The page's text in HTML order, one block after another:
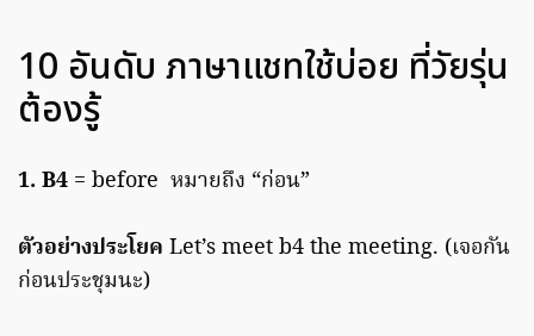
10 อันดับ ภาษาแชทใช้บ่อย ที่วัยรุ่น
ต้องรู้
1. B4 = before หมายถึง “ก่อน”
ตัวอย่างประโยค Let’s meet b4 the meeting. (เจอกัน
ก่อนประชุมนะ)